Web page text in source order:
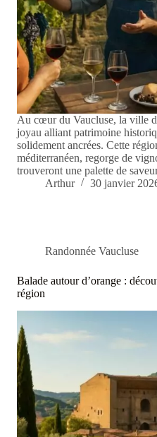
Au cœur du Vaucluse, la ville
joyau alliant patrimoine
solidement ancrées. Cette
méditerranéen, regorge de
trouveront une palette de
Arthur
30 janvier
Randonnée Vaucluse
Balade autour d’orange :
région